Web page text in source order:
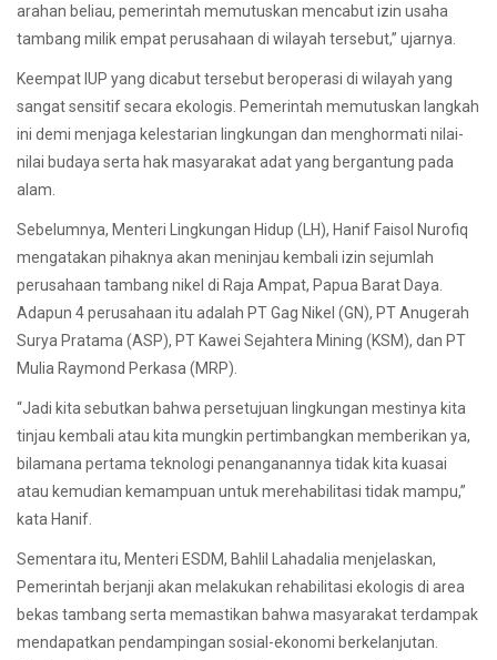
arahan beliau, pemerintah memutuskan mencabut izin usaha
tambang milik empat perusahaan di wilayah tersebut,” ujarnya.
Keempat IUP yang dicabut tersebut beroperasi di wilayah yang
sangat sensitif secara ekologis. Pemerintah memutuskan langkah
ini demi menjaga kelestarian lingkungan dan menghormati nilai-
nilai budaya serta hak masyarakat adat yang bergantung pada
alam.
Sebelumnya, Menteri Lingkungan Hidup (LH), Hanif Faisol Nurofiq
mengatakan pihaknya akan meninjau kembali izin sejumlah
perusahaan tambang nikel di Raja Ampat, Papua Barat Daya.
Adapun 4 perusahaan itu adalah PT Gag Nikel (GN), PT Anugerah
Surya Pratama (ASP), PT Kawei Sejahtera Mining (KSM), dan PT
Mulia Raymond Perkasa (MRP).
“Jadi kita sebutkan bahwa persetujuan lingkungan mestinya kita
tinjau kembali atau kita mungkin pertimbangkan memberikan ya,
bilamana pertama teknologi penanganannya tidak kita kuasai
atau kemudian kemampuan untuk merehabilitasi tidak mampu,”
kata Hanif.
Sementara itu, Menteri ESDM, Bahlil Lahadalia menjelaskan,
Pemerintah berjanji akan melakukan rehabilitasi ekologis di area
bekas tambang serta memastikan bahwa masyarakat terdampak
mendapatkan pendampingan sosial-ekonomi berkelanjutan.